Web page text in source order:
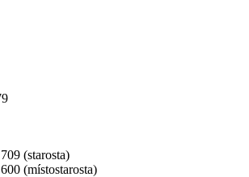
(starosta)
(místostarosta)